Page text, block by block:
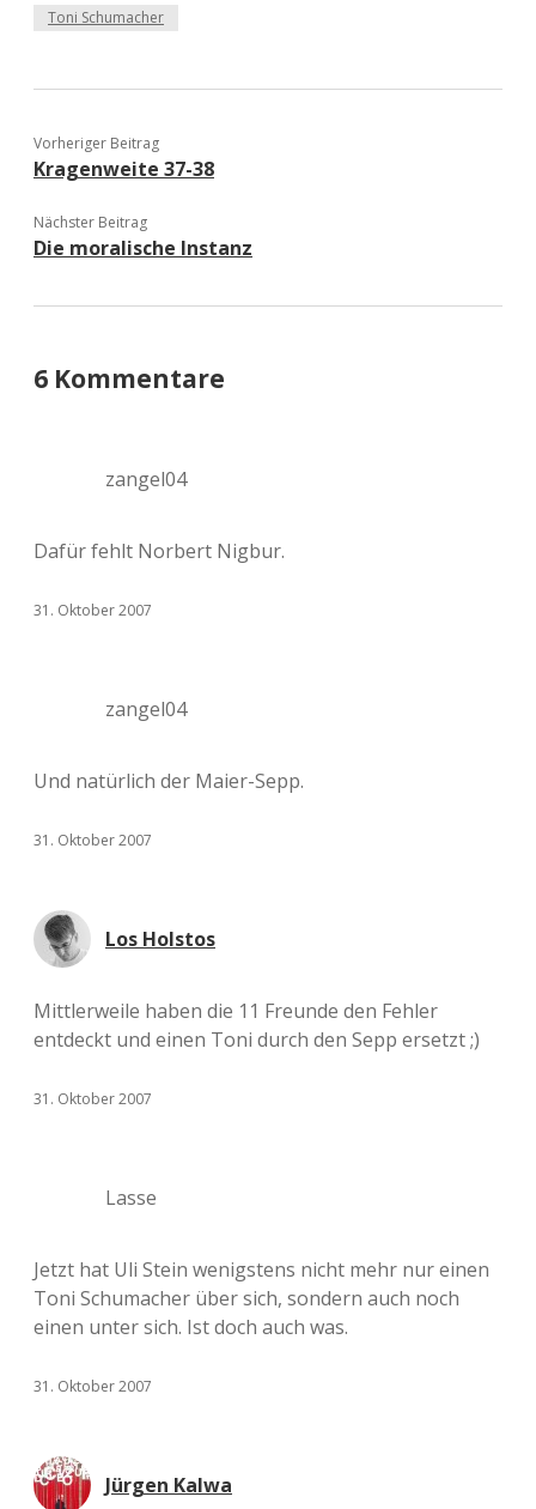
Toni Schumacher
Vorheriger Beitrag
Kragenweite 37-38
Nächster Beitrag
Die moralische Instanz
6 Kommentare
zangel04
Dafür fehlt Norbert Nigbur.
31. Oktober 2007
zangel04
Und natürlich der Maier-Sepp.
31. Oktober 2007
Los Holstos
Mittlerweile haben die 11 Freunde den Fehler
entdeckt und einen Toni durch den Sepp ersetzt ;)
31. Oktober 2007
Lasse
Jetzt hat Uli Stein wenigstens nicht mehr nur einen
Toni Schumacher über sich, sondern auch noch
einen unter sich. Ist doch auch was.
31. Oktober 2007
Jürgen Kalwa